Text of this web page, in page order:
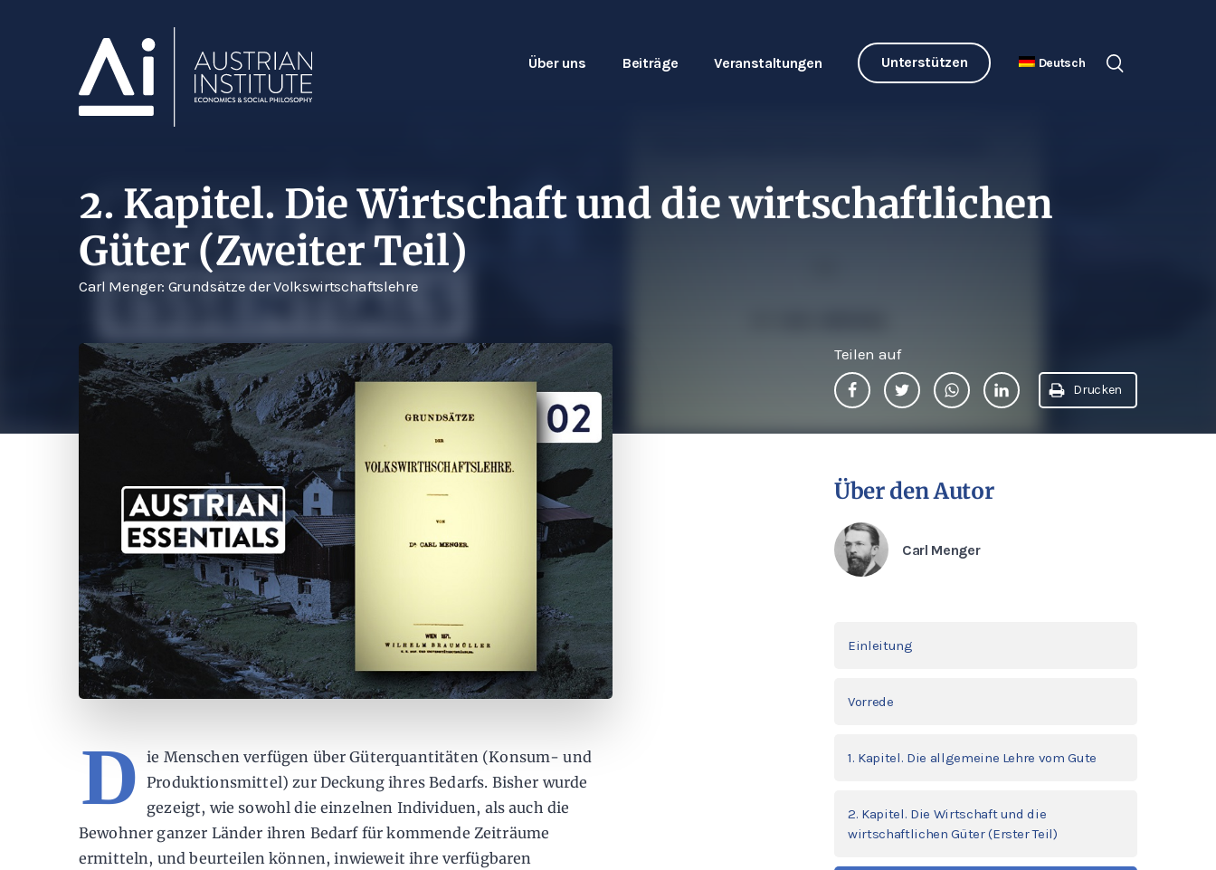
Über uns Beiträge Veranstaltungen Unterstützen Deutsch
2. Kapitel. Die Wirtschaft und die wirtschaftlichen
Güter (Zweiter Teil)
Carl Menger: Grundsätze der Volkswirtschaftslehre
Teilen auf
Drucken
D
ie Menschen verfügen über Güterquantitäten (Konsum- und
Produktionsmittel) zur Deckung ihres Bedarfs. Bisher wurde
gezeigt, wie sowohl die einzelnen Individuen, als auch die
Bewohner ganzer Länder ihren Bedarf für kommende Zeiträume
ermitteln, und beurteilen können, inwieweit ihre verfügbaren
Über den Autor
Carl Menger
Einleitung
Vorrede
1. Kapitel. Die allgemeine Lehre vom Gute
2. Kapitel. Die Wirtschaft und die
wirtschaftlichen Güter (Erster Teil)